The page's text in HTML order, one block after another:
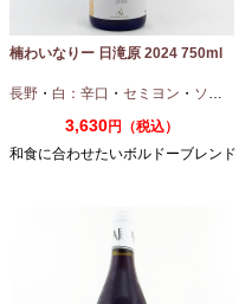
楠わいなりー 日滝原 2024 750ml
長野 ・ 白：辛口 ・ セミヨン ・ ソーヴィニオンブラン
3,630円（税込）
和食に合わせたいボルドーブレンド